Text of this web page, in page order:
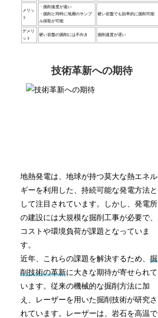
メリッ
ト
・掘削速度が速い
・掘削と同時に地層のサンプ
ル採取が可能
硬い岩盤でも効率的に掘削可能
デメリ
ット
硬い岩盤の掘削には不向き 掘削速度が遅い
技術革新への期待
地熱発電は、地球が持つ莫大な熱エネル
ギーを利用した、持続可能な発電方法と
して注目されています。しかし、発電所
の建設には大規模な掘削工事が必要で、
コストや環境負荷が課題となっていま
す。
近年、これらの課題を解決するため、掘
削技術の革新に大きな期待が寄せられて
います。従来の機械的な掘削方法に加
え、レーザーを用いた掘削技術が研究さ
れています。レーザーは、岩石を高温で